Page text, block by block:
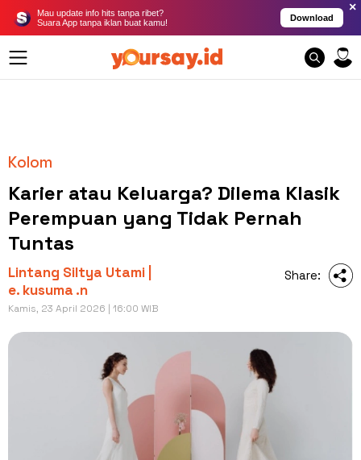
Mau update info hits tanpa ribet?
Suara App tanpa iklan buat kamu!
Download
×
Kolom
Karier atau Keluarga? Dilema Klasik
Perempuan yang Tidak Pernah
Tuntas
Lintang Siltya Utami |
e. kusuma .n
Kamis, 23 April 2026 | 16:00 WIB
Share: